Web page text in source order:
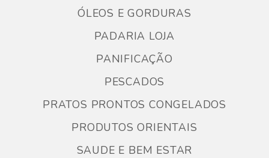
ÓLEOS E GORDURAS
PADARIA LOJA
PANIFICAÇÃO
PESCADOS
PRATOS PRONTOS CONGELADOS
PRODUTOS ORIENTAIS
SAUDE E BEM ESTAR